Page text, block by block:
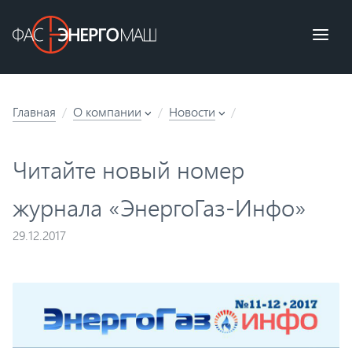
Главная О компании Новости
Читайте новый номер
журнала «ЭнергоГаз-Инфо»
29.12.2017